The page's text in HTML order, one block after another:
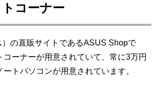
コーナー
）の直販サイトであるASUS Shopで
コーナーが用意されていて、常に3万円
トパソコンが用意されています。